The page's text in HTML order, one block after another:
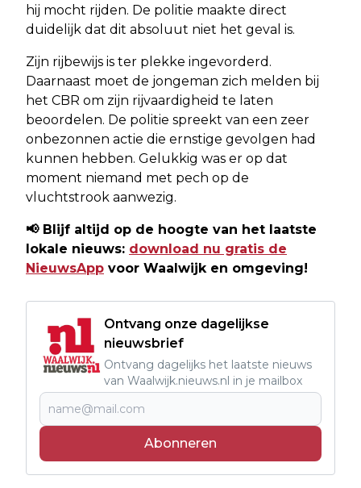
hij mocht rijden. De politie maakte direct
duidelijk dat dit absoluut niet het geval is.
Zijn rijbewijs is ter plekke ingevorderd.
Daarnaast moet de jongeman zich melden bij
het CBR om zijn rijvaardigheid te laten
beoordelen. De politie spreekt van een zeer
onbezonnen actie die ernstige gevolgen had
kunnen hebben. Gelukkig was er op dat
moment niemand met pech op de
vluchtstrook aanwezig.
📢Blijf altijd op de hoogte van het laatste
lokale nieuws: download nu gratis de
NieuwsApp voor Waalwijk en omgeving!
Ontvang onze dagelijkse
nieuwsbrief
Ontvang dagelijks het laatste nieuws
van Waalwijk.nieuws.nl in je mailbox
Abonneren